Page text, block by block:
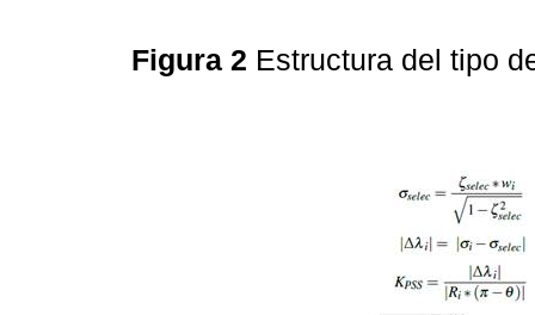
Figura 2 Estructura del tipo